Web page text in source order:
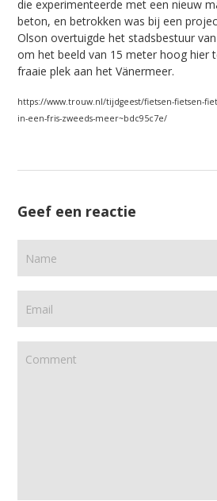
die experimenteerde met een nieuw
beton, en betrokken was bij een
Olson overtuigde het stadsbestuur
om het beeld van 15 meter hoog hier
fraaie plek aan het Vänermeer.
https://www.trouw.nl/tijdgeest/fietsen-fietsen-
in-een-fris-zweeds-meer~bdc95c7e/
Geef een reactie